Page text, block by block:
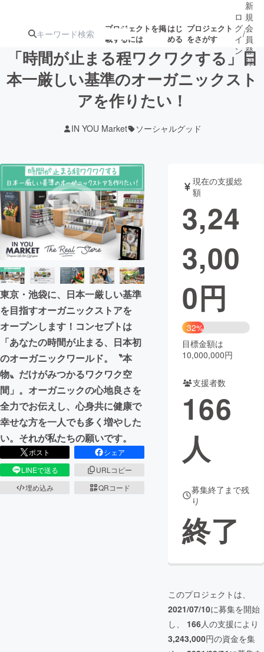
プロジェクトを掲
載するには
はじ
める
プロジェクト
をさがす
注目のリ 注目の新着プロ
ジェクト
募集終了が近いプ
テクノロジー・ガジェット
映像・映画 書籍・雑誌
ビジネス・起業 チャレンジ
まちづくり・地域活性化
CAMPFIRE for Social Good
CAMPFIRE Creation
CAMPFIREふるさと納税machi-ya コミュニティ
ロ
グ
イ
ン
/
新
規
会
員
登
録
「時間が止まる程ワクワクする」日
本一厳しい基準のオーガニックスト
アを作りたい！
IN YOU Market ソーシャルグッド
東京・池袋に、日本一厳しい基準
を目指すオーガニックストアを
オープンします！コンセプトは
「あなたの時間が止まる、日本初
のオーガニックワールド。〝本
物〟だけがみつかるワクワク空
間」。オーガニックの心地良さを
全力でお伝えし、心身共に健康で
幸せな方を一人でも多く増やした
い。それが私たちの願いです。
ポスト
シェア
LINEで送る
URLコピー
埋め込み
QRコード
現在の支援総
額
3,24
3,00
0円
32%
目標金額は
10,000,000円
支援者数
166
人
募集終了まで残
り
終了
このプロジェクトは、
2021/07/10に募集を開始
し、 166人の支援により
3,243,000円の資金を集